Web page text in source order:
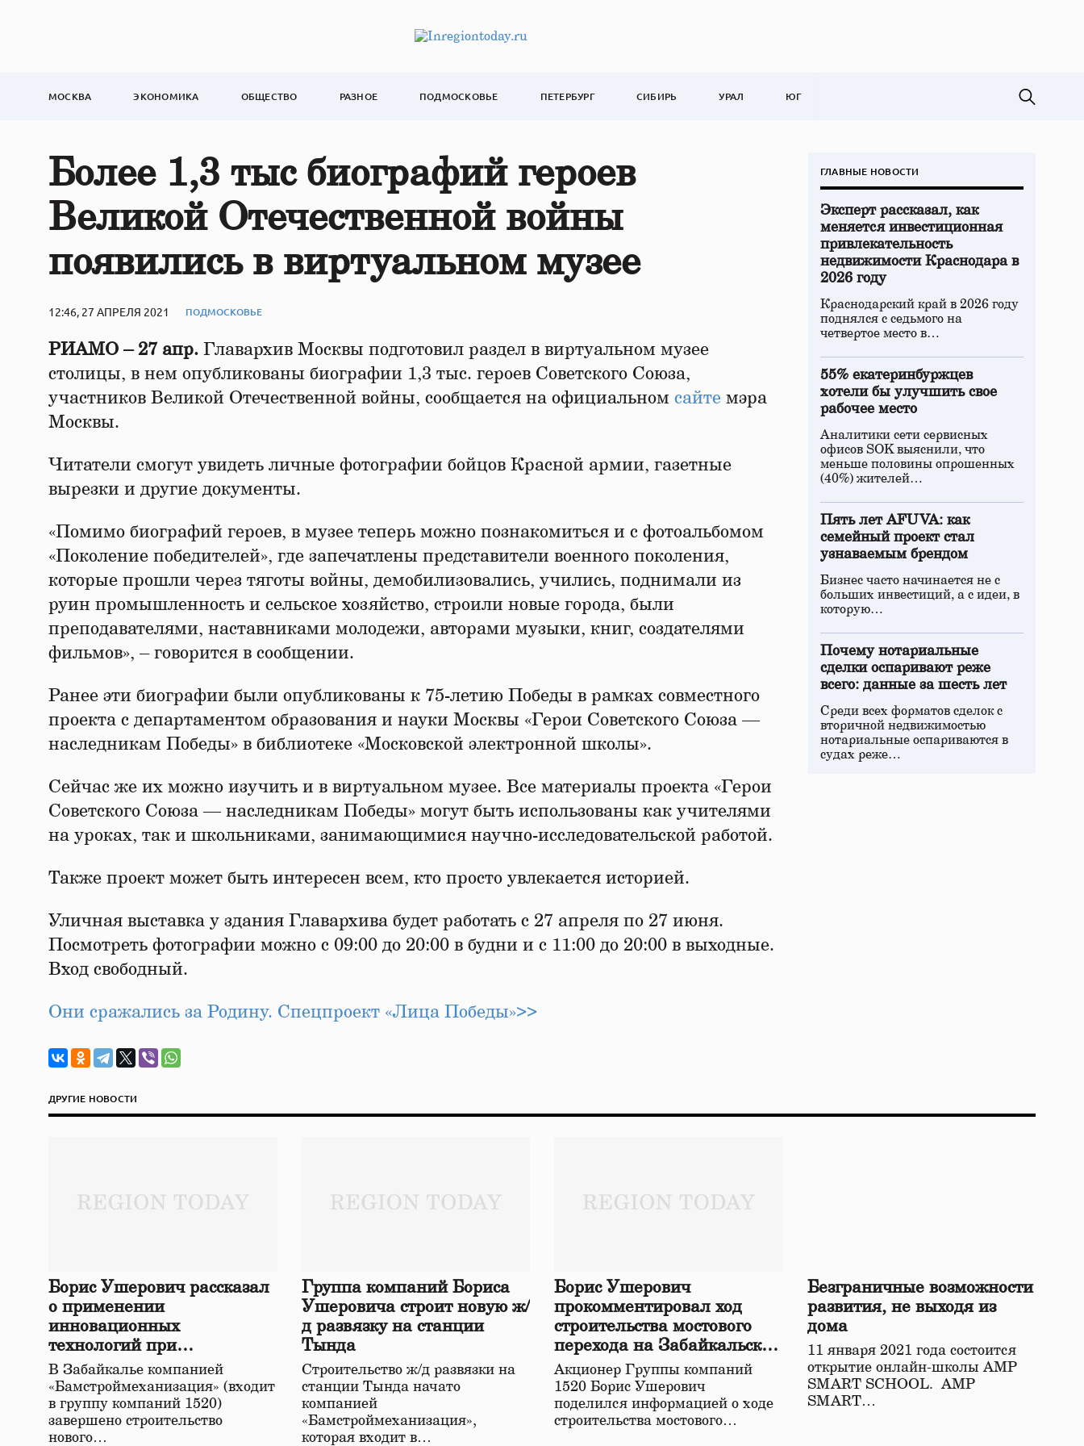
МОСКВА ЭКОНОМИКА ОБЩЕСТВО РАЗНОЕ ПОДМОСКОВЬЕ ПЕТЕРБУРГ СИБИРЬ УРАЛ ЮГ
Более 1,3 тыс биографий героев
Великой Отечественной войны
появились в виртуальном музее
12:46, 27 АПРЕЛЯ 2021 ПОДМОСКОВЬЕ
РИАМО – 27 апр. Главархив Москвы подготовил раздел в виртуальном музее
столицы, в нем опубликованы биографии 1,3 тыс. героев Советского Союза,
участников Великой Отечественной войны, сообщается на официальном сайте мэра
Москвы.
Читатели смогут увидеть личные фотографии бойцов Красной армии, газетные
вырезки и другие документы.
«Помимо биографий героев, в музее теперь можно познакомиться и с фотоальбомом
«Поколение победителей», где запечатлены представители военного поколения,
которые прошли через тяготы войны, демобилизовались, учились, поднимали из
руин промышленность и сельское хозяйство, строили новые города, были
преподавателями, наставниками молодежи, авторами музыки, книг, создателями
фильмов», – говорится в сообщении.
Ранее эти биографии были опубликованы к 75-летию Победы в рамках совместного
проекта с департаментом образования и науки Москвы «Герои Советского Союза —
наследникам Победы» в библиотеке «Московской электронной школы».
Сейчас же их можно изучить и в виртуальном музее. Все материалы проекта «Герои
Советского Союза — наследникам Победы» могут быть использованы как учителями
на уроках, так и школьниками, занимающимися научно-исследовательской работой.
Также проект может быть интересен всем, кто просто увлекается историей.
Уличная выставка у здания Главархива будет работать с 27 апреля по 27 июня.
Посмотреть фотографии можно с 09:00 до 20:00 в будни и с 11:00 до 20:00 в выходные.
Вход свободный.
Они сражались за Родину. Спецпроект «Лица Победы»>>
ГЛАВНЫЕ НОВОСТИ
Эксперт рассказал, как
меняется инвестиционная
привлекательность
недвижимости Краснодара в
2026 году
Краснодарский край в 2026 году
поднялся с седьмого на
четвертое место в…
55% екатеринбуржцев
хотели бы улучшить свое
рабочее место
Аналитики сети сервисных
офисов SOK выяснили, что
меньше половины опрошенных
(40%) жителей…
Пять лет AFUVA: как
семейный проект стал
узнаваемым брендом
Бизнес часто начинается не с
больших инвестиций, а с идеи, в
которую…
Почему нотариальные
сделки оспаривают реже
всего: данные за шесть лет
Среди всех форматов сделок с
вторичной недвижимостью
нотариальные оспариваются в
судах реже…
ДРУГИЕ НОВОСТИ
Борис Ушерович рассказал
о применении
инновационных
технологий при
строительстве нового моста
в Забайкалье
В Забайкалье компанией
«Бамстроймеханизация» (входит
в группу компаний 1520)
завершено строительство
нового…
Группа компаний Бориса
Ушеровича строит новую ж/
д развязку на станции
Тында
Строительство ж/д развязки на
станции Тында начато
компанией
«Бамстроймеханизация»,
которая входит в…
Борис Ушерович
прокомментировал ход
строительства мостового
перехода на Забайкальской
железной дороге
Акционер Группы компаний
1520 Борис Ушерович
поделился информацией о ходе
строительства мостового…
Безграничные возможности
развития, не выходя из
дома
11 января 2021 года состоится
открытие онлайн-школы АМР
SMART SCHOOL. АМР
SMART…